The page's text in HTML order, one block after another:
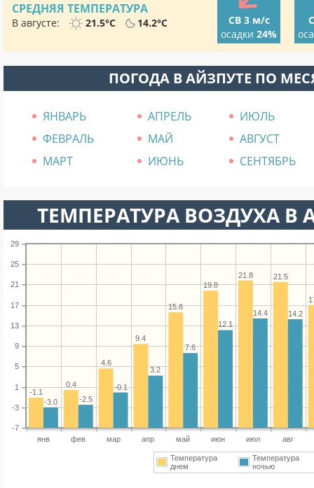
СРЕДНЯЯ ТЕМПЕРАТУРА
В августе: 21.5°C 14.2°C
СВ 3 м/с
осадки 24%
ПОГОДА В АЙЗПУТЕ ПО
ЯНВАРЬ АПРЕЛЬ
ИЮЛЬ
ФЕВРАЛЬ
МАЙ
АВГУСТ
МАРТ
ИЮНЬ СЕНТЯБРЬ
ТЕМПЕРАТУРА ВОЗДУХА В
янв фев мар апр май июн июл авг
-7
-3
1
5
9
13
17
21
25
29
21.5
21.8
19.8
15.6
9.4
4.6
0.4
-1.1
14.2
14.4
12.1
7.6
3.2
-0.1
-2.5
-3.0
Температура
днем
Температура
ночью